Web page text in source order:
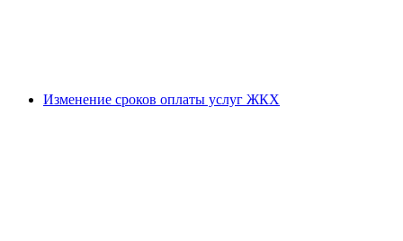
Изменение сроков оплаты услуг ЖКХ